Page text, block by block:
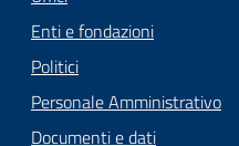
Enti e fondazioni
Politici
Personale Amministrativo
Documenti e dati